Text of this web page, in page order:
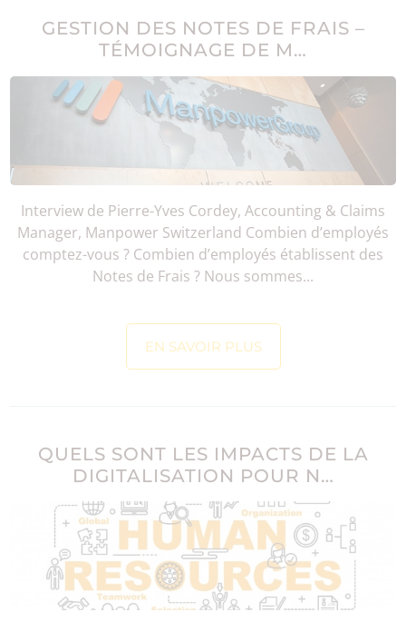
GESTION DES NOTES DE FRAIS –
TÉMOIGNAGE DE M…
Interview de Pierre-Yves Cordey, Accounting & Claims
Manager, Manpower Switzerland Combien d’employés
comptez-vous ? Combien d’employés établissent des
Notes de Frais ? Nous sommes...
EN SAVOIR PLUS
QUELS SONT LES IMPACTS DE LA
DIGITALISATION POUR N…